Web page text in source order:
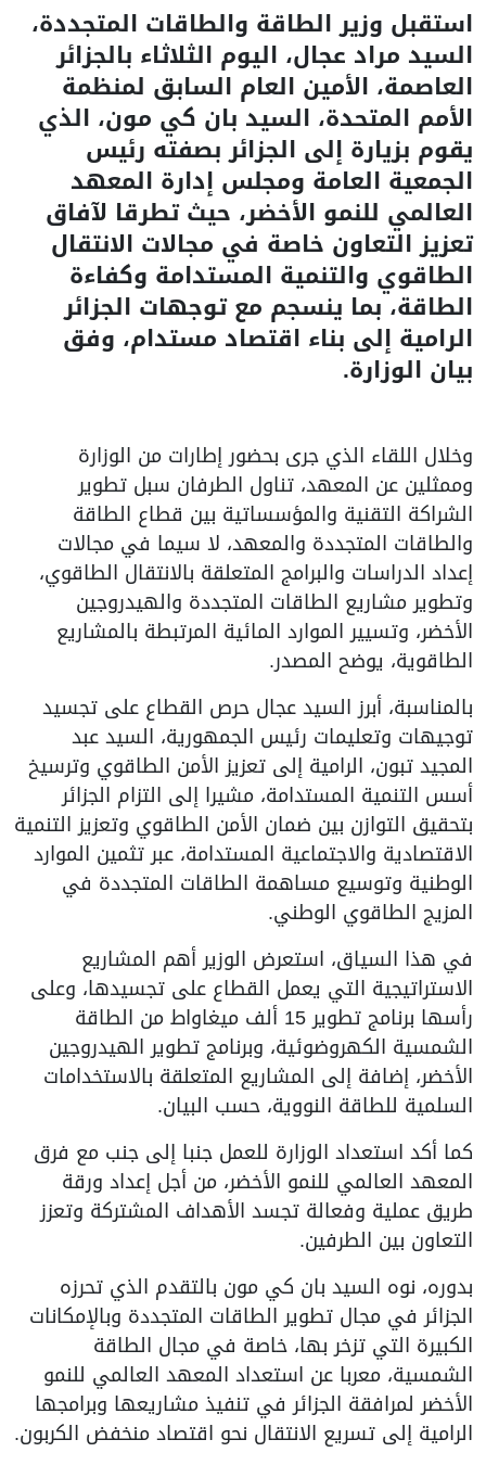
استقبل وزير الطاقة والطاقات المتجددة،
السيد مراد عجال، اليوم الثلاثاء بالجزائر
العاصمة، الأمين العام السابق لمنظمة
الأمم المتحدة، السيد بان كي مون، الذي
يقوم بزيارة إلى الجزائر بصفته رئيس
الجمعية العامة ومجلس إدارة المعهد
العالمي للنمو الأخضر، حيث تطرقا لآفاق
تعزيز التعاون خاصة في مجالات الانتقال
الطاقوي والتنمية المستدامة وكفاءة
الطاقة، بما ينسجم مع توجهات الجزائر
الرامية إلى بناء اقتصاد مستدام، وفق
بيان الوزارة.
وخلال اللقاء الذي جرى بحضور إطارات من الوزارة
وممثلين عن المعهد، تناول الطرفان سبل تطوير
الشراكة التقنية والمؤسساتية بين قطاع الطاقة
والطاقات المتجددة والمعهد، لا سيما في مجالات
إعداد الدراسات والبرامج المتعلقة بالانتقال الطاقوي،
وتطوير مشاريع الطاقات المتجددة والهيدروجين
الأخضر، وتسيير الموارد المائية المرتبطة بالمشاريع
الطاقوية، يوضح المصدر.
بالمناسبة، أبرز السيد عجال حرص القطاع على تجسيد
توجيهات وتعليمات رئيس الجمهورية، السيد عبد
المجيد تبون، الرامية إلى تعزيز الأمن الطاقوي وترسيخ
أسس التنمية المستدامة، مشيرا إلى التزام الجزائر
بتحقيق التوازن بين ضمان الأمن الطاقوي وتعزيز التنمية
الاقتصادية والاجتماعية المستدامة، عبر تثمين الموارد
الوطنية وتوسيع مساهمة الطاقات المتجددة في
المزيج الطاقوي الوطني.
في هذا السياق، استعرض الوزير أهم المشاريع
الاستراتيجية التي يعمل القطاع على تجسيدها، وعلى
رأسها برنامج تطوير 15 ألف ميغاواط من الطاقة
الشمسية الكهروضوئية، وبرنامج تطوير الهيدروجين
الأخضر، إضافة إلى المشاريع المتعلقة بالاستخدامات
السلمية للطاقة النووية، حسب البيان.
كما أكد استعداد الوزارة للعمل جنبا إلى جنب مع فرق
المعهد العالمي للنمو الأخضر، من أجل إعداد ورقة
طريق عملية وفعالة تجسد الأهداف المشتركة وتعزز
التعاون بين الطرفين.
بدوره، نوه السيد بان كي مون بالتقدم الذي تحرزه
الجزائر في مجال تطوير الطاقات المتجددة وبالإمكانات
الكبيرة التي تزخر بها، خاصة في مجال الطاقة
الشمسية، معربا عن استعداد المعهد العالمي للنمو
الأخضر لمرافقة الجزائر في تنفيذ مشاريعها وبرامجها
الرامية إلى تسريع الانتقال نحو اقتصاد منخفض الكربون.